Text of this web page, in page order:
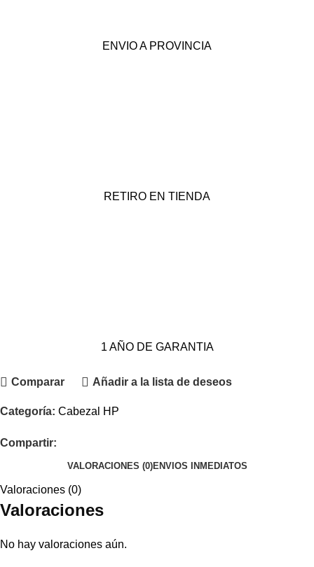
ENVIO A PROVINCIA
RETIRO EN TIENDA
1 AÑO DE GARANTIA
Comparar Añadir a la lista de deseos
Categoría: Cabezal HP
Compartir:
VALORACIONES (0)ENVIOS INMEDIATOS
Valoraciones (0)
Valoraciones
No hay valoraciones aún.